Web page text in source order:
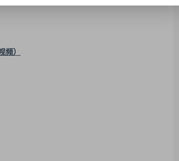
频）